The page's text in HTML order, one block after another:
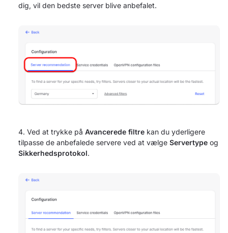
dig, vil den bedste server blive anbefalet.
Ved at trykke på Avancerede filtre kan du yderligere
tilpasse de anbefalede servere ved at vælge Servertype og
Sikkerhedsprotokol.